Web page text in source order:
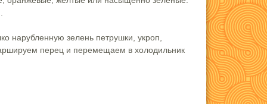
нарубленную зелень петрушки, укроп,
перец и перемещаем в холодильник